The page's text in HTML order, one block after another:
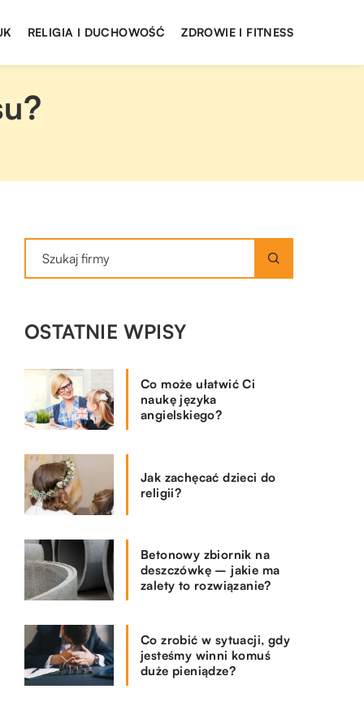
RELIGIA I DUCHOWOŚĆ ZDROWIE I FITNESS
OSTATNIE WPISY
Co może ułatwić Ci
naukę języka
angielskiego?
Jak zachęcać dzieci do
religii?
Betonowy zbiornik na
deszczówkę – jakie ma
zalety to rozwiązanie?
Co zrobić w sytuacji, gdy
jesteśmy winni komuś
duże pieniądze?